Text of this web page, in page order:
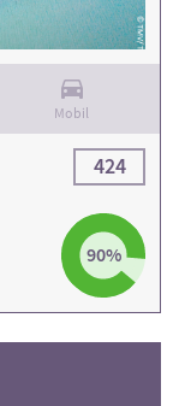
Mobil
90%
424